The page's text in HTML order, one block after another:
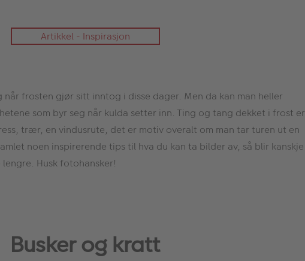
Artikkel - Inspirasjon
frosten gjør sitt inntog i disse dager. Men da kan man heller
som byr seg når kulda setter inn. Ting og tang dekket i frost er
trær, en vindusrute, det er motiv overalt om man tar turen ut en
noen inspirerende tips til hva du kan ta bilder av, så blir kanskje
Husk fotohansker!
Busker og kratt